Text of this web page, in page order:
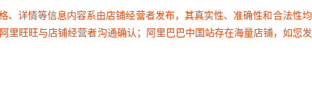
详情等信息内容系由店铺经营者发布，其真实性、准确性和合法性
旺旺与店铺经营者沟通确认；阿里巴巴中国站存在海量店铺，如您